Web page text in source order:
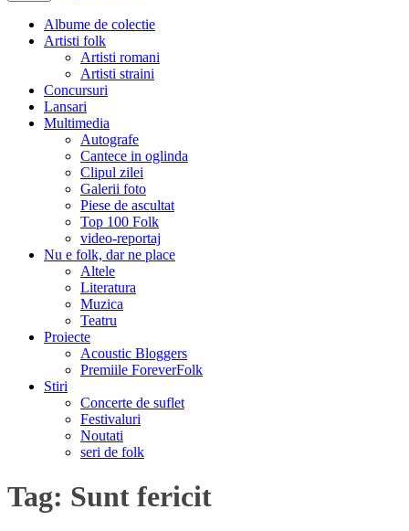
Albume de colectie
Artisti folk
Artisti romani
Artisti straini
Concursuri
Lansari
Multimedia
Autografe
Cantece in oglinda
Clipul zilei
Galerii foto
Piese de ascultat
Top 100 Folk
video-reportaj
Nu e folk, dar ne place
Altele
Literatura
Muzica
Teatru
Proiecte
Acoustic Bloggers
Premiile ForeverFolk
Stiri
Concerte de suflet
Festivaluri
Noutati
seri de folk
Tag: Sunt fericit